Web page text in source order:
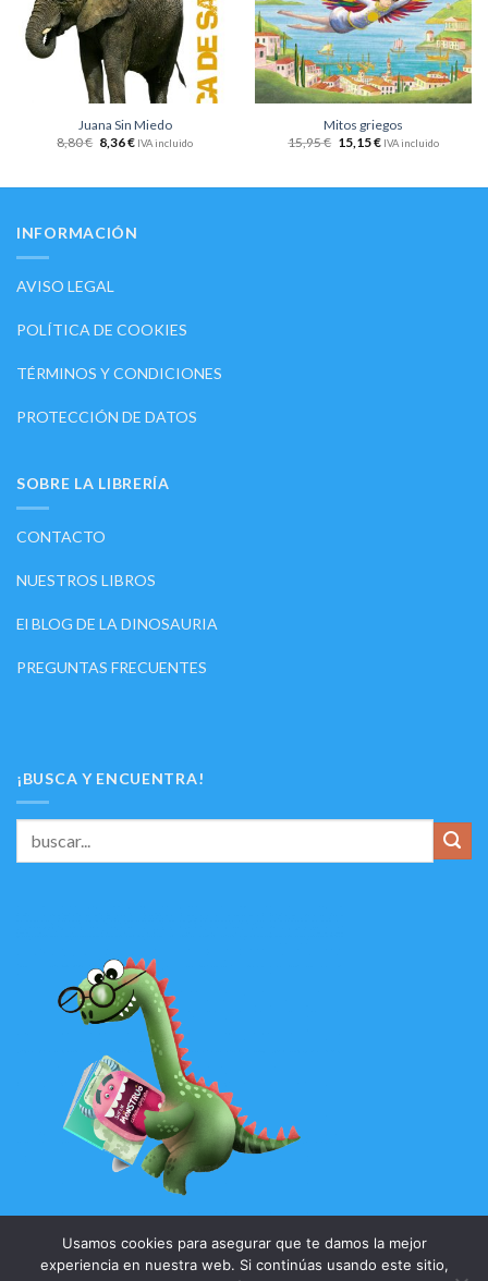
Juana Sin Miedo
8,80€ 8,36€ IVA incluido
Mitos griegos
15,95€ 15,15€ IVA incluido
INFORMACIÓN
AVISO LEGAL
POLÍTICA DE COOKIES
TÉRMINOS Y CONDICIONES
PROTECCIÓN DE DATOS
SOBRE LA LIBRERÍA
CONTACTO
NUESTROS LIBROS
El BLOG DE LA DINOSAURIA
PREGUNTAS FRECUENTES
¡BUSCA Y ENCUENTRA!
Usamos cookies para asegurar que te damos la mejor
experiencia en nuestra web. Si continúas usando este sitio,